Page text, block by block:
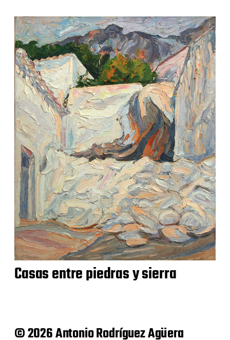
Casas entre piedras y sierra
© 2026 Antonio Rodríguez Agüera